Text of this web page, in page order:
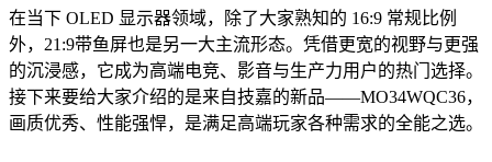
在当下 OLED 显示器领域，除了大家熟知的 16:9 常规比例
外，21:9带鱼屏也是另一大主流形态。凭借更宽的视野与更强
的沉浸感，它成为高端电竞、影音与生产力用户的热门选择。
接下来要给大家介绍的是来自技嘉的新品——MO34WQC36，
画质优秀、性能强悍，是满足高端玩家各种需求的全能之选。